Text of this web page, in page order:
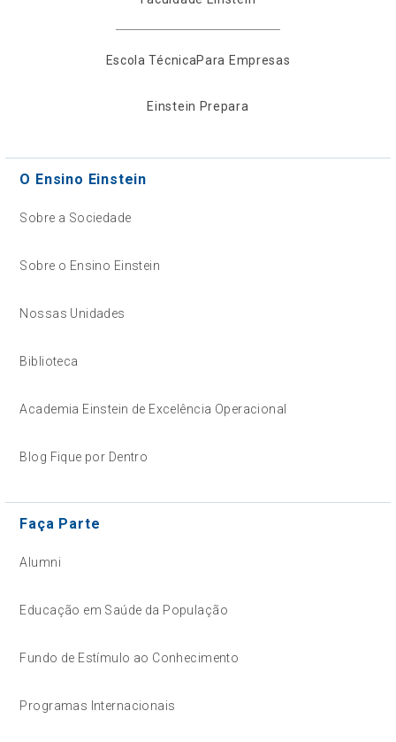
Escola TécnicaPara Empresas
Einstein Prepara
O Ensino Einstein
Sobre a Sociedade
Sobre o Ensino Einstein
Nossas Unidades
Biblioteca
Academia Einstein de Excelência Operacional
Blog Fique por Dentro
Faça Parte
Alumni
Educação em Saúde da População
Fundo de Estímulo ao Conhecimento
Programas Internacionais